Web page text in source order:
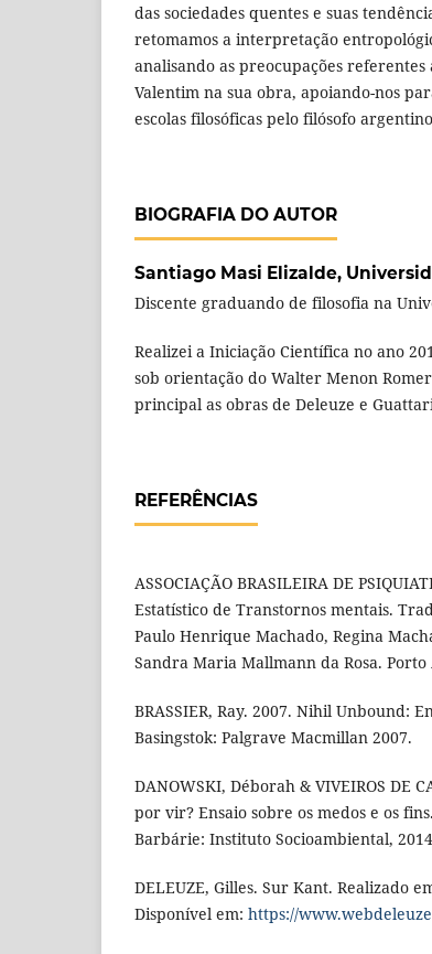
das sociedades quentes e suas
retomamos a interpretação
analisando as preocupações
Valentim na sua obra, apoiando-nos
escolas filosóficas pelo filósofo
BIOGRAFIA DO AUTOR
Santiago Masi Elizalde,
Discente graduando de filosofia na
Realizei a Iniciação Científica no ano
sob orientação do Walter Menon
principal as obras de Deleuze e
REFERÊNCIAS
ASSOCIAÇÃO BRASILEIRA DE
Estatístico de Transtornos mentais.
Paulo Henrique Machado, Regina
Sandra Maria Mallmann da Rosa.
BRASSIER, Ray. 2007. Nihil Unbound:
Basingstok: Palgrave Macmillan 2007.
DANOWSKI, Déborah & VIVEIROS DE
por vir? Ensaio sobre os medos e os
Barbárie: Instituto Socioambiental,
DELEUZE, Gilles. Sur Kant. Realizado
Disponível em: https://